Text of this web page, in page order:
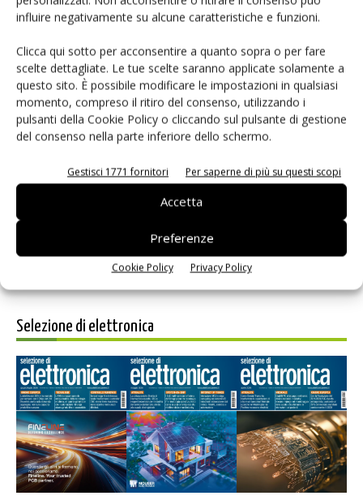
influire negativamente su alcune caratteristiche e funzioni.
Clicca qui sotto per acconsentire a quanto sopra o per fare
scelte dettagliate. Le tue scelte saranno applicate solamente a
questo sito. È possibile modificare le impostazioni in qualsiasi
momento, compreso il ritiro del consenso, utilizzando i
pulsanti della Cookie Policy o cliccando sul pulsante di gestione
del consenso nella parte inferiore dello schermo.
Gestisci 1771 fornitori Per saperne di più su questi scopi
Accetta
Preferenze
Cookie Policy Privacy Policy
prossimi commenti.
Selezione di elettronica